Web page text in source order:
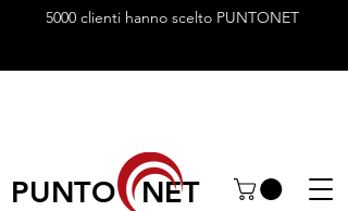
5000 clienti hanno scelto PUNTONET
PUNTO NET